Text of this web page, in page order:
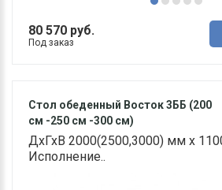
80 570 руб.
Под заказ
Стол обеденный Восток 3ББ (200
см -250 см -300 см)
ДхГхВ 2000(2500,3000) мм х
Исполнение..